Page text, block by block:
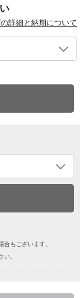
詳細と納期について
もございます。
。